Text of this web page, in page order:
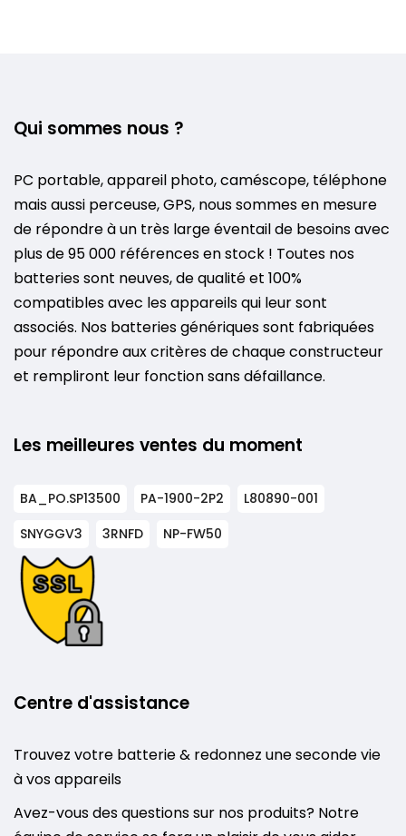
Qui sommes nous ?
PC portable, appareil photo, caméscope, téléphone
mais aussi perceuse, GPS, nous sommes en mesure
de répondre à un très large éventail de besoins avec
plus de 95 000 références en stock ! Toutes nos
batteries sont neuves, de qualité et 100%
compatibles avec les appareils qui leur sont
associés. Nos batteries génériques sont fabriquées
pour répondre aux critères de chaque constructeur
et rempliront leur fonction sans défaillance.
Les meilleures ventes du moment
BA_PO.SP13500 PA-1900-2P2
L80890-001
SNYGGV3
3RNFD NP-FW50
Centre d'assistance
Trouvez votre batterie & redonnez une seconde vie
à vos appareils
Avez-vous des questions sur nos produits? Notre